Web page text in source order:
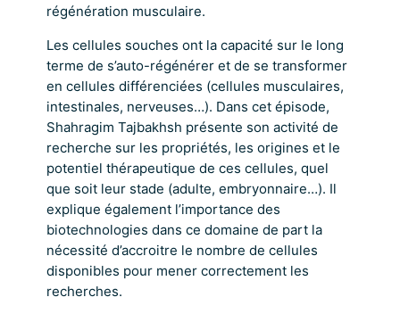
régénération musculaire.
Les cellules souches ont la capacité sur le long
terme de s’auto-régénérer et de se transformer
en cellules différenciées (cellules musculaires,
intestinales, nerveuses…). Dans cet épisode,
Shahragim Tajbakhsh présente son activité de
recherche sur les propriétés, les origines et le
potentiel thérapeutique de ces cellules, quel
que soit leur stade (adulte, embryonnaire…). Il
explique également l’importance des
biotechnologies dans ce domaine de part la
nécessité d’accroitre le nombre de cellules
disponibles pour mener correctement les
recherches.